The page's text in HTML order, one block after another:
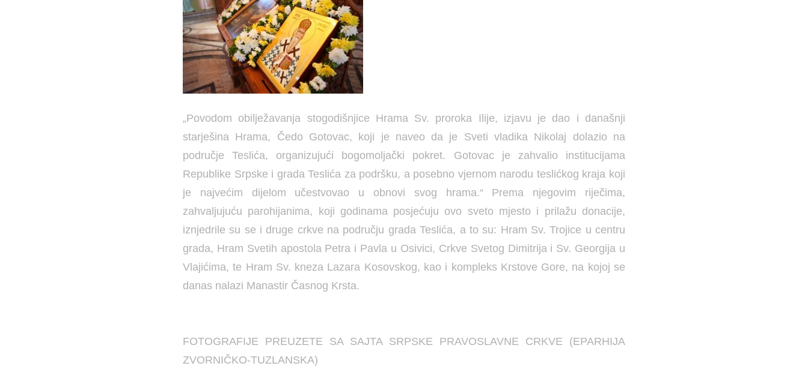
„Povodom obilježavanja stogodišnjice Hrama Sv. proroka Ilije, izjavu je dao i današnji
starješina Hrama, Čedo Gotovac, koji je naveo da je Sveti vladika Nikolaj dolazio na
područje Teslića, organizujući bogomoljački pokret. Gotovac je zahvalio institucijama
Republike Srpske i grada Teslića za podršku, a posebno vjernom narodu teslićkog kraja koji
je najvećim dijelom učestvovao u obnovi svog hrama.“ Prema njegovim riječima,
zahvaljujuću parohijanima, koji godinama posjećuju ovo sveto mjesto i prilažu donacije,
iznjedrile su se i druge crkve na području grada Teslića, a to su: Hram Sv. Trojice u centru
grada, Hram Svetih apostola Petra i Pavla u Osivici, Crkve Svetog Dimitrija i Sv. Georgija u
Vlajićima, te Hram Sv. kneza Lazara Kosovskog, kao i kompleks Krstove Gore, na kojoj se
danas nalazi Manastir Časnog Krsta.
FOTOGRAFIJE PREUZETE SA SAJTA SRPSKE PRAVOSLAVNE CRKVE (EPARHIJA
ZVORNIČKO-TUZLANSKA)